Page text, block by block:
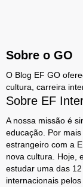
Sobre o GO
O Blog EF GO
cultura, carreira
Sobre EF
A nossa missão é
educação. Por
estrangeiro com a
nova cultura. Hoje,
estudar uma das
internacionais